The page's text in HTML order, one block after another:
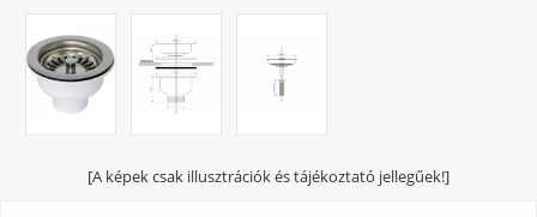
[A képek csak illusztrációk és tájékoztató jellegűek!]